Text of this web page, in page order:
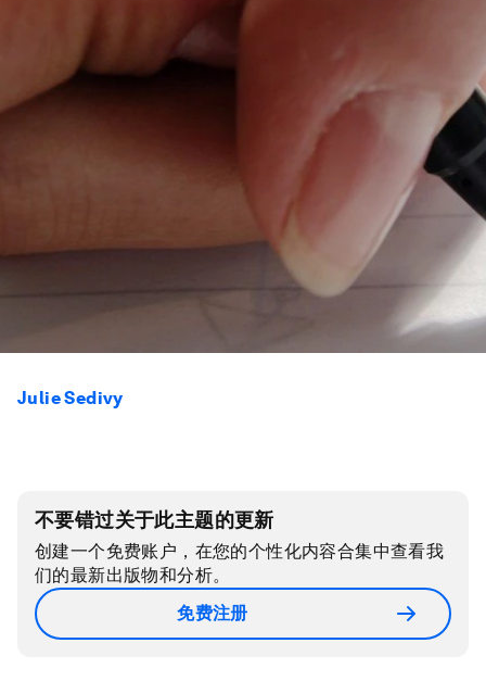
Julie Sedivy
不要错过关于此主题的更新
创建一个免费账户，在您的个性化内容合集中查看我
们的最新出版物和分析。
免费注册